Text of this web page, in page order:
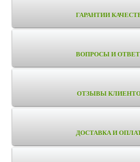
ГАРАНТИИ
ВОПРОСЫ И
ОТЗЫВЫ
ДОСТАВКА И